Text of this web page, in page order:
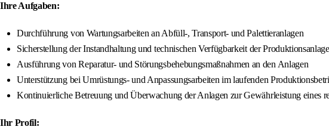
Ihre Aufgaben:
Durchführung von Wartungsarbeiten an Abfüll-, Transport- und Palettieranlagen
Sicherstellung der Instandhaltung und technischen Verfügbarkeit der
Ausführung von Reparatur- und Störungsbehebungsmaßnahmen an den Anlagen
Unterstützung bei Umrüstungs- und Anpassungsarbeiten im laufenden
Kontinuierliche Betreuung und Überwachung der Anlagen zur Gewährleistung eines
Ihr Profil: